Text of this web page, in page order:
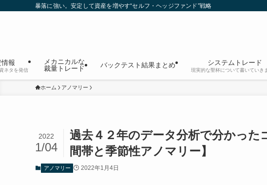
暴落に強い。安定して資産を増やす“セルフ・ヘッジファンド”戦略
報
ネタを発信
メカニカルな
裁量トレード
バックテスト結果まとめ システムトレード
現実的な聖杯について書いていき
ホーム アノマリー
過去４２年のデータ分析で分かっ
間帯と季節性アノマリー】
2022
1/04
アノマリー 2022年1月4日